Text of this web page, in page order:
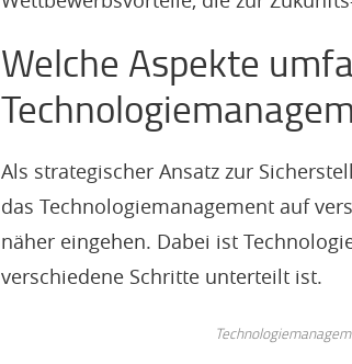
Welche Aspekte
Als strategischer Ansatz zur
das Technologiemanagement auf
näher eingehen. Dabei ist
verschiedene Schritte unterteilt ist.